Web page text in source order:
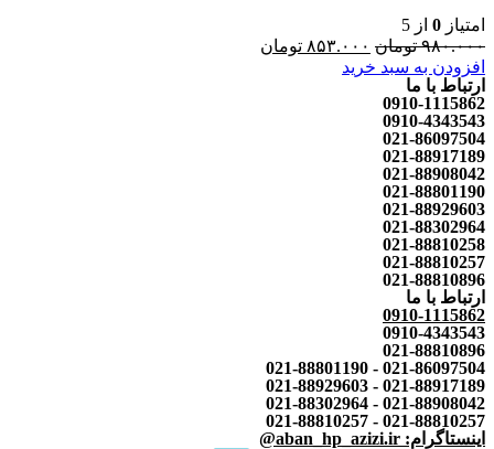
امتیاز 0 از 5
۹۸۰.۰۰۰ تومان ۸۵۳.۰۰۰ تومان
افزودن به سبد خرید
ارتباط با ما
0910-1115862
0910-4343543
021-86097504
021-88917189
021-88908042
021-88801190
021-88929603
021-88302964
021-88810258
021-88810257
021-88810896
ارتباط با ما
0910-1115862
0910-4343543
021-88810896
021-86097504 - 021-88801190
021-88917189 - 021-88929603
021-88908042 - 021-88302964
021-88810257 - 021-88810257
اینستاگرام: aban_hp_azizi.ir@